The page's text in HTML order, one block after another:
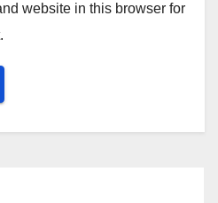
website in this browser for